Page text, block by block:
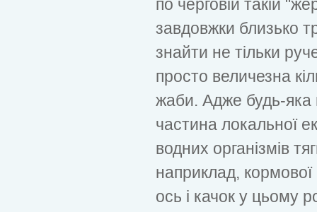
по черговій такій
завдовжки близько
знайти не тільки
просто величезна
жаби. Адже будь-яка
частина локальної
водних організмів
наприклад,
ось і качок у цьому